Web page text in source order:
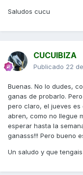
Saludos cucu
CUCUIBIZA
Publicado 22
Buenas. No lo dudes,
ganas de probarlo.
pero claro, el jueves
abren, como no llegue
esperar hasta la
ganasss!!! Pero bueno
Un saludo y que